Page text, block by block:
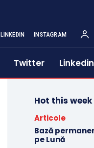
LINKEDIN INSTAGRAM
Twitter Linkedin
Hot this week
Articole
Bază
pe Lună